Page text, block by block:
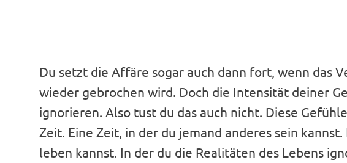
Du setzt die Affäre sogar auch dann fort, wenn das
wieder gebrochen wird. Doch die Intensität deiner
ignorieren. Also tust du das auch nicht. Diese
Zeit. Eine Zeit, in der du jemand anderes sein
leben kannst. In der du die Realitäten des Lebens